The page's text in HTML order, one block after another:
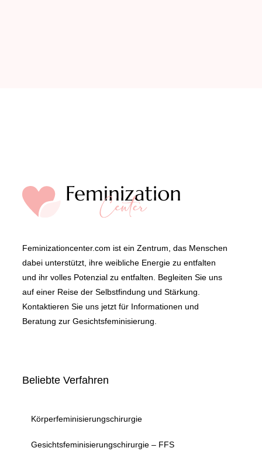
Feminizationcenter.com ist ein Zentrum, das Menschen
dabei unterstützt, ihre weibliche Energie zu entfalten
und ihr volles Potenzial zu entfalten. Begleiten Sie uns
auf einer Reise der Selbstfindung und Stärkung.
Kontaktieren Sie uns jetzt für Informationen und
Beratung zur Gesichtsfeminisierung.
Beliebte Verfahren
Körperfeminisierungschirurgie
Gesichtsfeminisierungschirurgie – FFS